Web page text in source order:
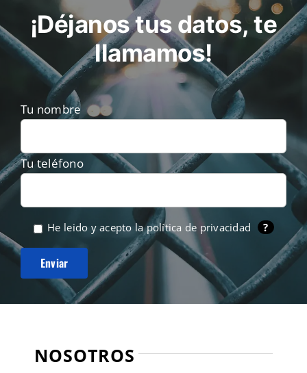
¡Déjanos tus datos, te
llamamos!
Tu nombre
Tu teléfono
He leido y acepto lapolítica de privacidad ?
NOSOTROS